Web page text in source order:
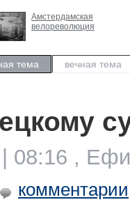
Амстердамская
велореволюция
тема вечная тема
| 08:16 ,
комментарии